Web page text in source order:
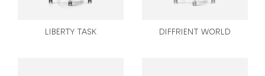
LIBERTY TASK DIFFRIENT WORLD